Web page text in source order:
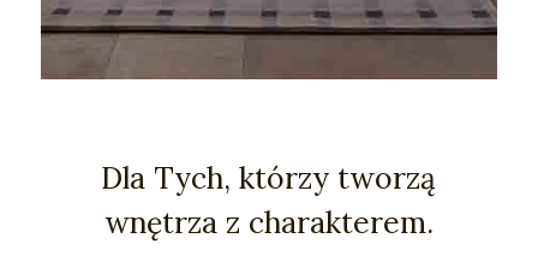
Dla Tych, którzy tworzą
wnętrza z charakterem.